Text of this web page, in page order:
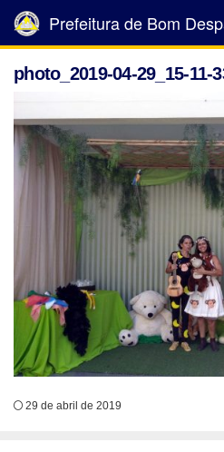
Prefeitura de Bom
photo_2019-04-29_15-11-
29 de abril de 2019